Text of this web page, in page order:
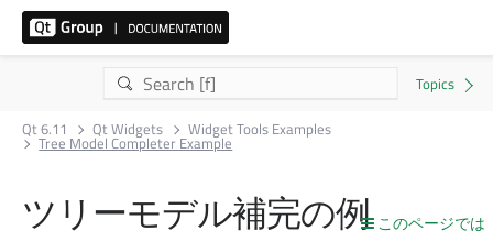
Qt 6.11 Qt Widgets Widget Tools Examples
Tree Model Completer Example
このページでは
ツリーモデル補完の例